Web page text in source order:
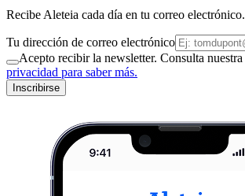
Recibe Aleteia cada día en tu correo electrónico.
Tu dirección de correo electrónico
Acepto recibir la newsletter. Consulta nuestra
privacidad para saber más.
Inscribirse